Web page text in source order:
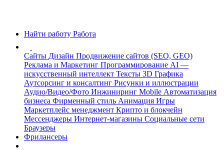
Найти работу Работа
Сайты Дизайн Продвижение сайтов (SEO, GEO)
Реклама и Маркетинг Программирование AI —
искусственный интеллект Тексты 3D Графика
Аутсорсинг и консалтинг Рисунки и иллюстрации
Аудио/Видео/Фото Инжиниринг Mobile Автоматизация
бизнеса Фирменный стиль Анимация Игры
Маркетплейс менеджмент Крипто и блокчейн
Мессенджеры Интернет-магазины Социальные сети
Браузеры
Фрилансеры